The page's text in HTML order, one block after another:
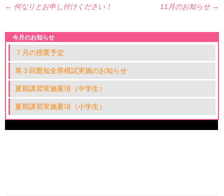
← 何なりとお申し付けください！ 11月のお知らせ →
今月のお知らせ
７月の授業予定
第３回愛知全県模試実施のお知らせ
夏期講習実施要項（中学生）
夏期講習実施要項（小学生）